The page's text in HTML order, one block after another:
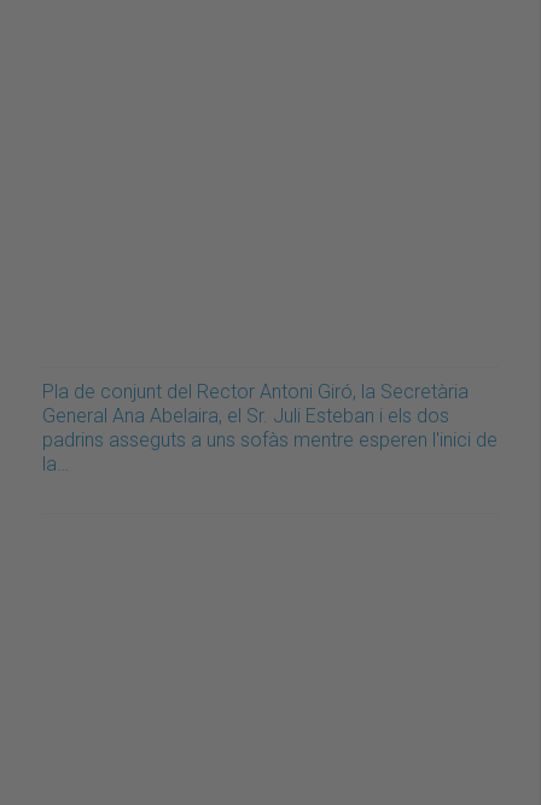
Pla de conjunt del Rector Antoni Giró, la Secretària
General Ana Abelaira, el Sr. Juli Esteban i els dos
padrins asseguts a uns sofàs mentre esperen l'inici de
la…